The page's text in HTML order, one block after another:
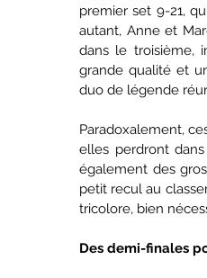
premier set 9-21,
autant, Anne et
dans le troisième,
grande qualité et
duo de légende
Paradoxalement,
elles perdront
également des
petit recul au
tricolore, bien
Des demi-finales